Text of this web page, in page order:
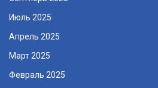
Июль 2025
Апрель 2025
Март 2025
Февраль 2025